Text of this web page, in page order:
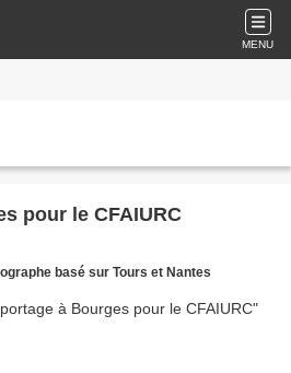
MENU
pour le CFAIURC
basé sur Tours et Nantes